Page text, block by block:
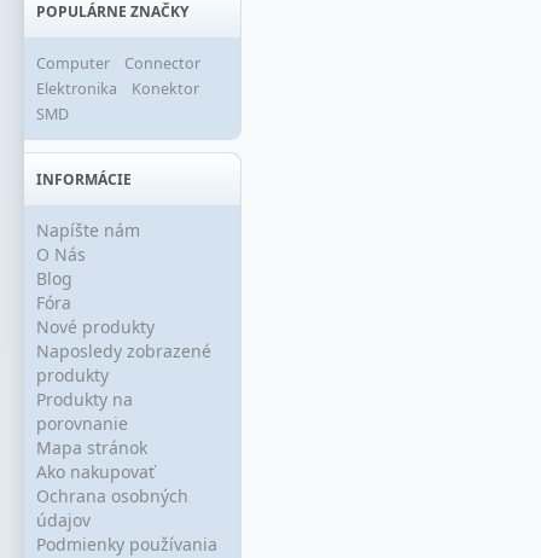
POPULÁRNE ZNAČKY
Computer
Connector
Elektronika
Konektor
SMD
INFORMÁCIE
Napíšte nám
O Nás
Blog
Fóra
Nové produkty
Naposledy zobrazené
produkty
Produkty na
porovnanie
Mapa stránok
Ako nakupovať
Ochrana osobných
údajov
Podmienky používania